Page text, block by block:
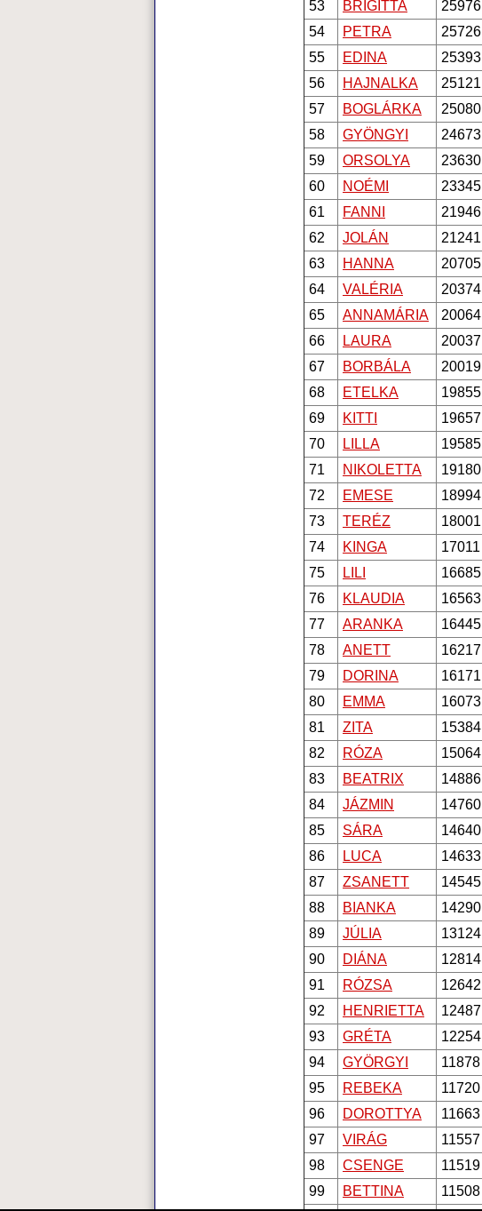
53
BRIGITTA 25976
54
PETRA 25726
55
EDINA 25393
56
HAJNALKA 25121
57
BOGLÁRKA 25080
58
GYÖNGYI 24673
59
ORSOLYA 23630
60
NOÉMI 23345
61
FANNI 21946
62
JOLÁN 21241
63
HANNA 20705
64
VALÉRIA 20374
65
ANNAMÁRIA 20064
66
LAURA 20037
67
BORBÁLA 20019
68
ETELKA 19855
69
KITTI 19657
70
LILLA 19585
71
NIKOLETTA 19180
72
EMESE 18994
73
TERÉZ 18001
74
KINGA 17011
75
LILI 16685
76
KLAUDIA 16563
77
ARANKA 16445
78
ANETT 16217
79
DORINA 16171
80
EMMA 16073
81
ZITA 15384
82
RÓZA 15064
83
BEATRIX 14886
84
JÁZMIN 14760
85
SÁRA 14640
86
LUCA 14633
87
ZSANETT 14545
88
BIANKA 14290
89
JÚLIA 13124
90
DIÁNA 12814
91
RÓZSA 12642
92
HENRIETTA 12487
93
GRÉTA 12254
94
GYÖRGYI 11878
95
REBEKA 11720
96
DOROTTYA 11663
97
VIRÁG 11557
98
CSENGE 11519
99
BETTINA 11508